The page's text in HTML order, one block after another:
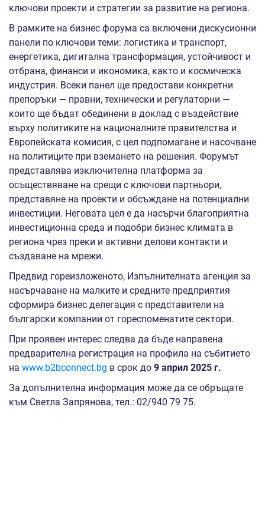
ключови проекти и стратегии за развитие на региона.
В рамките на бизнес форума са включени дискусионни
панели по ключови теми: логистика и транспорт,
енергетика, дигитална трансформация, устойчивост и
отбрана, финанси и икономика, както и космическа
индустрия. Всеки панел ще предостави конкретни
препоръки — правни, технически и регулаторни —
които ще бъдат обединени в доклад с въздействие
върху политиките на националните правителства и
Европейската комисия, с цел подпомагане и насочване
на политиците при вземането на решения. Форумът
представлява изключителна платформа за
осъществяване на срещи с ключови партньори,
представяне на проекти и обсъждане на потенциални
инвестиции. Неговата цел е да насърчи благоприятна
инвестиционна среда и подобри бизнес климата в
региона чрез преки и активни делови контакти и
създаване на мрежи.
Предвид гореизложеното, Изпълнителната агенция за
насърчаване на малките и средните предприятия
сформира бизнес делегация с представители на
български компании от гореспоменатите сектори.
При проявен интерес следва да бъде направена
предварителна регистрация на профила на събитието
на www.b2bconnect.bg в срок до 9 април 2025 г.
За допълнителна информация може да се обръщате
към Светла Запрянова, тел.: 02/940 79 75.